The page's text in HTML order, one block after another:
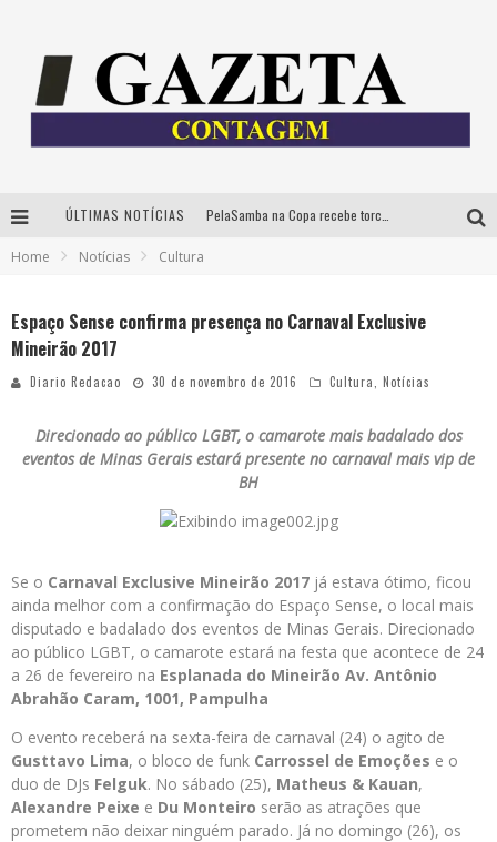
ÚLTIMAS NOTÍCIAS
Home Notícias Cultura
Espaço Sense confirma presença no Carnaval Exclusive
Mineirão 2017
Diario Redacao 30 de novembro de 2016 Cultura Notícias
Direcionado ao público LGBT, o camarote mais badalado dos
eventos de Minas Gerais estará presente no carnaval mais vip de
BH
Se o Carnaval Exclusive Mineirão 2017 já estava ótimo, ficou
ainda melhor com a confirmação do Espaço Sense, o local mais
disputado e badalado dos eventos de Minas Gerais. Direcionado
ao público LGBT, o camarote estará na festa que acontece de 24
a 26 de fevereiro na Esplanada do Mineirão Av. Antônio
Abrahão Caram, 1001, Pampulha
O evento receberá na sexta-feira de carnaval (24) o agito de
Gusttavo Lima, o bloco de funk Carrossel de Emoções e o
duo de DJs Felguk. No sábado (25), Matheus & Kauan,
Alexandre Peixe e Du Monteiro serão as atrações que
prometem não deixar ninguém parado. Já no domingo (26), os